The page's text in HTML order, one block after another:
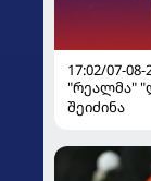
17:02/07-08-
"რეალმა"
შეიძინა